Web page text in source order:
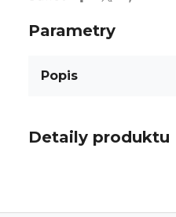
Parametry
Popis
Detaily produktu